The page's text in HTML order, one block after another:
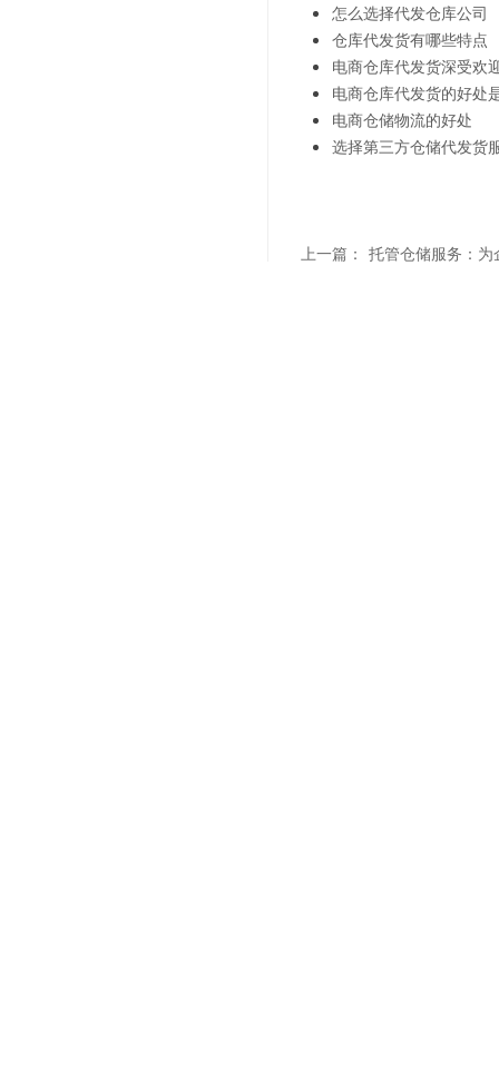
怎么选择代发仓库公司
仓库代发货有哪些特点
电商仓库代发货深受欢
电商仓库代发货的好处
电商仓储物流的好处
选择第三方仓储代发货
上一篇：
托管仓储服务：为